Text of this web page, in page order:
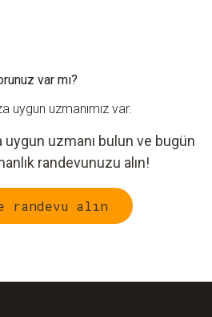
var mı?
uygun uzmanımız var.
uygun uzmanı bulun ve bugün
randevunuzu alın!
randevu alın